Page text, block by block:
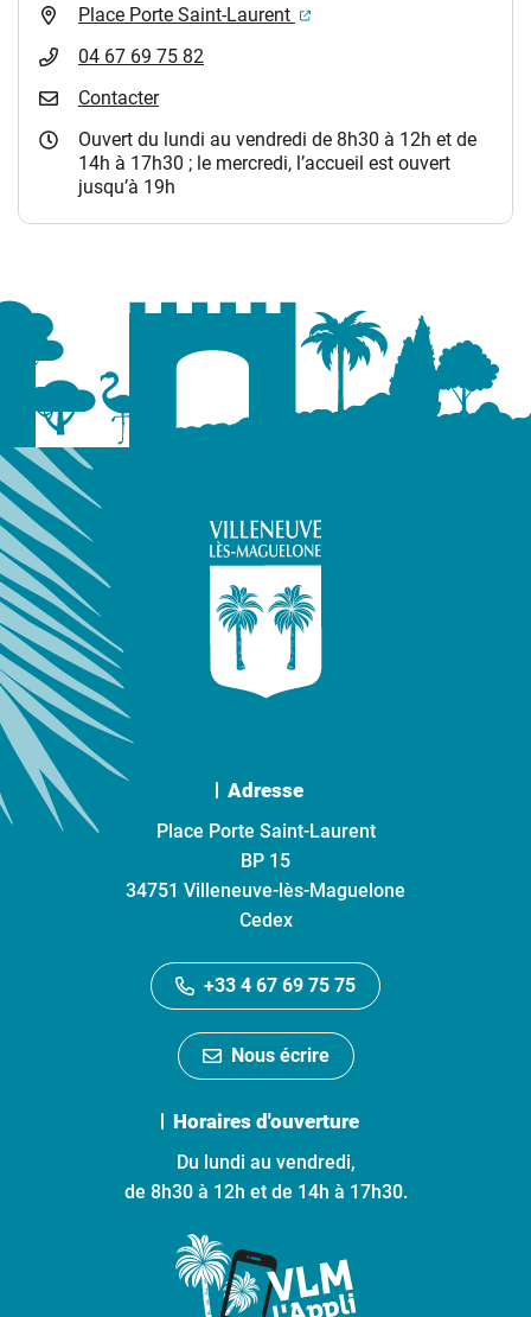
Place Porte Saint-Laurent
(ouverture dans un
04 67 69 75 82
Contacter
Ouvert du lundi au vendredi de 8h30 à 12h et de
14h à 17h30 ; le mercredi, l’accueil est ouvert
jusqu’à 19h
Adresse
Place Porte Saint-Laurent
BP 15
34751 Villeneuve-lès-Maguelone
Cedex
+33 4 67 69 75 75
Nous écrire
Horaires d'ouverture
Du lundi au vendredi,
de 8h30 à 12h et de 14h à 17h30.